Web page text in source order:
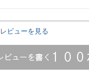
ビューを見る